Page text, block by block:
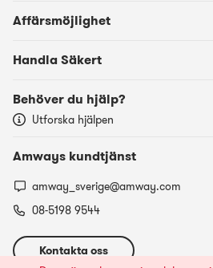
Affärsmöjlighet
Handla Säkert
Behöver du hjälp?
Utforska hjälpen
Amways kundtjänst
amway_sverige@amway.com
08-5198 9544
Kontakta oss